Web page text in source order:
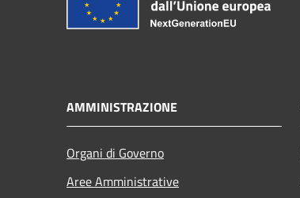
AMMINISTRAZIONE
Organi di Governo
Aree Amministrative